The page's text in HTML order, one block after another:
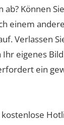
Können
einem
Verlassen
eigenes
ein